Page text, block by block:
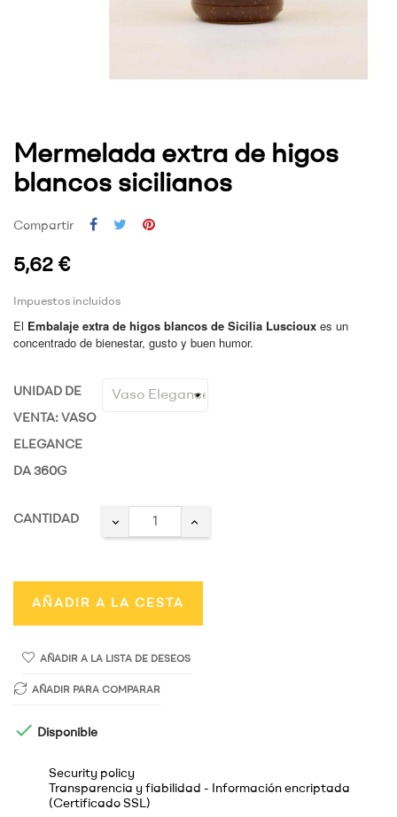
Mermelada extra de higos
blancos sicilianos
Compartir
5,62 €
Impuestos incluidos
El Embalaje extra de higos blancos de Sicilia Luscioux es un
concentrado de bienestar, gusto y buen humor.
UNIDAD DE
VENTA: VASO
ELEGANCE
DA 360G
CANTIDAD
AÑADIR A LA CESTA
AÑADIR A LA LISTA DE DESEOS
AÑADIR PARA COMPARAR
 Disponible
Security policy
Transparencia y fiabilidad - Información encriptada
(Certificado SSL)